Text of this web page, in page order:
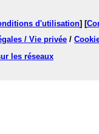
d'utilisation] [
/ Vie privée /
les réseaux